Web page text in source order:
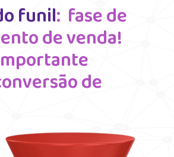
funil:  fase de
de venda!
de